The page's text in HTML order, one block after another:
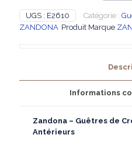
Guêtres
de
Country
UGS : E2610 Catégorie :
ZANDONA Produit Marque
Informations
Zandona – Guêtres de
Antérieurs